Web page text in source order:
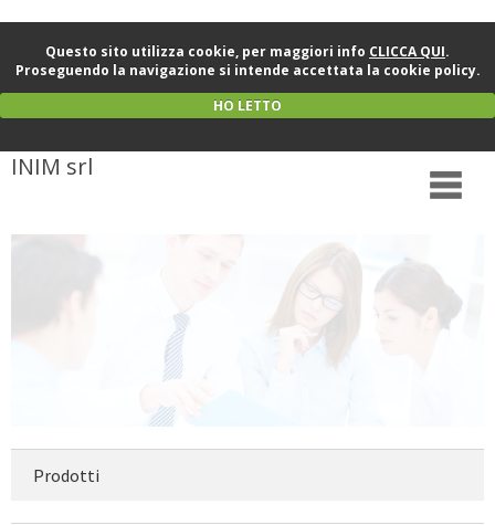
Questo sito utilizza cookie, per maggiori info CLICCA QUI.
Proseguendo la navigazione si intende accettata la cookie policy.
HO LETTO
INIM srl
Prodotti